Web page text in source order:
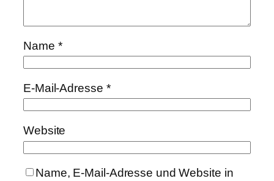
Name *
E-Mail-Adresse *
Website
Name, E-Mail-Adresse und Website in